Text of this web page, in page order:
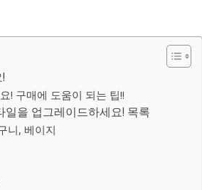
! 구매에 도움이 되는 팁!!
을 업그레이드하세요! 목록
니, 베이지